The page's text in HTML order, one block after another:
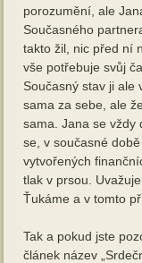
porozumění, ale
Současného
takto žil, nic před ní
vše potřebuje svůj
Současný stav ji ale
sama za sebe, ale
sama. Jana se vždy
se, v současné
vytvořených
tlak v prsou.
Ťukáme a v tomto
Tak a pokud jste
článek název